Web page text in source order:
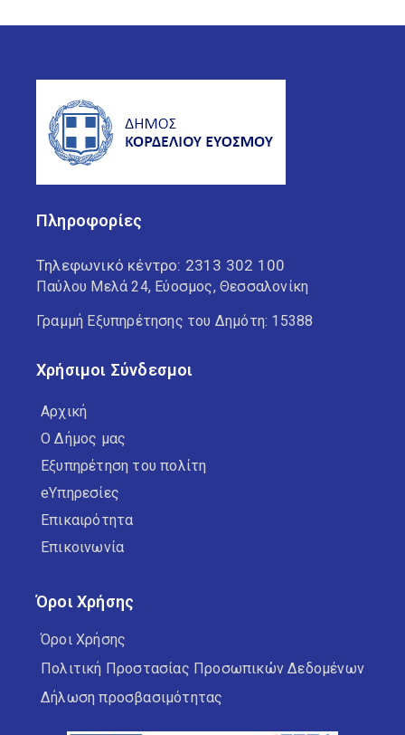
Πληροφορίες
Τηλεφωνικό κέντρο: 2313 302 100
Παύλου Μελά 24, Εύοσμος, Θεσσαλονίκη
Γραμμή Εξυπηρέτησης του Δημότη: 15388
Χρήσιμοι Σύνδεσμοι
Αρχική
Ο Δήμος μας
Εξυπηρέτηση του πολίτη
eΥπηρεσίες
Επικαιρότητα
Επικοινωνία
Όροι Χρήσης
Όροι Χρήσης
Πολιτική Προστασίας Προσωπικών Δεδομένων
Δήλωση προσβασιμότητας